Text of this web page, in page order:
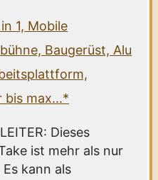
1, Mobile
Baugerüst, Alu
bis max...*
Dieses
ist mehr als nur
kann als